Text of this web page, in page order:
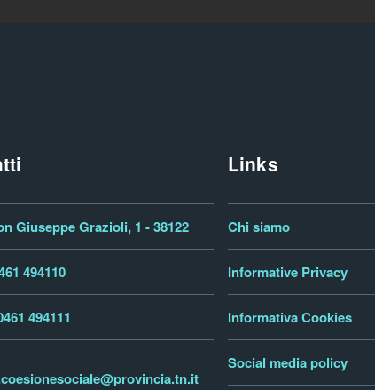
Giuseppe Grazioli, 1 - 38122
494110
494111
Links
Chi siamo
Informative Privacy
Informativa Cookies
Social media policy